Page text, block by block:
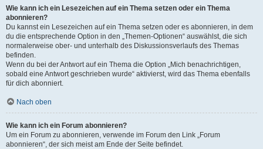
Wie kann ich ein Lesezeichen auf ein Thema setzen oder ein Thema
abonnieren?
Du kannst ein Lesezeichen auf ein Thema setzen oder es abonnieren, in dem
du die entsprechende Option in den „Themen-Optionen“ auswählst, die sich
normalerweise ober- und unterhalb des Diskussionsverlaufs des Themas
befinden.
Wenn du bei der Antwort auf ein Thema die Option „Mich benachrichtigen,
sobald eine Antwort geschrieben wurde“ aktivierst, wird das Thema ebenfalls
für dich abonniert.
Nach oben
Wie kann ich ein Forum abonnieren?
Um ein Forum zu abonnieren, verwende im Forum den Link „Forum
abonnieren“, der sich meist am Ende der Seite befindet.